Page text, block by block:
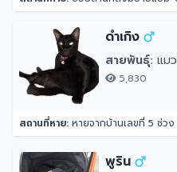
ดำเกิง
สายพันธุ์: แม
5,830
สถานที่หาย: หายจากบ้านเลขที่ 5 ช่วง ปากซอยจรัญ 2 5 ซอย จรัญ
พูริน